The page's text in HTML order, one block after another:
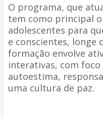
O programa, que
tem como principal
adolescentes para
e conscientes, longe
formação envolve
interativas, com foco
autoestima,
uma cultura de paz.